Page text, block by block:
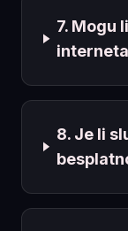
7. Mogu
8. Je li